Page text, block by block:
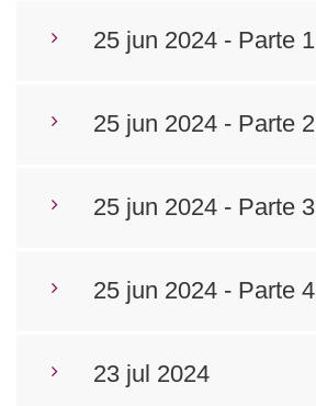
25 jun 2024 - Parte 1
25 jun 2024 - Parte 2
25 jun 2024 - Parte 3
25 jun 2024 - Parte 4
23 jul 2024